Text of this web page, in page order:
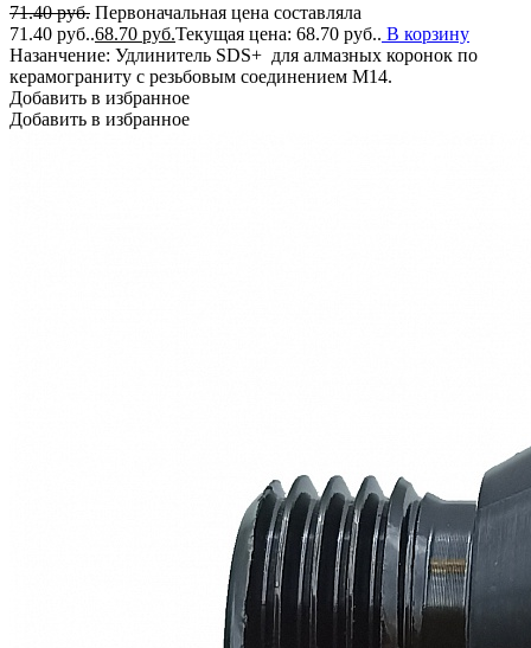
71.40руб. Первоначальная цена составляла
71.40 руб..68.70 руб.Текущая цена: 68.70 руб.. В корзину
Назанчение: Удлинитель SDS+ для алмазных коронок по
керамограниту с резьбовым соединением М14.
Добавить в избранное
Добавить в избранное